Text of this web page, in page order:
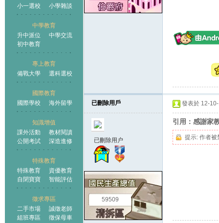
小一選校
小學雜談
中學教育
升中派位
中學交流
初中教育
專上教育
備戰大學
選科選校
國際教育
國際學校
海外留學
知識增值
課外活動
教材閱讀
公開考試
深造進修
特殊教育
特殊教育
資優教育
自閉寶寶
智能評估
徵求專區
二手市場
誠徵老師
組班專區
徵保母車
已刪除用戶
已刪除用户
59509
發表於 12-
引用：感謝家
提示: 作者被